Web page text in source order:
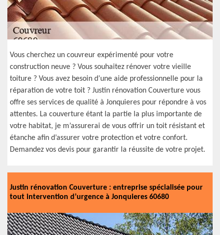
Vous cherchez un couvreur expérimenté pour votre
construction neuve ? Vous souhaitez rénover votre vieille
toiture ? Vous avez besoin d’une aide professionnelle pour la
réparation de votre toit ? Justin rénovation Couverture vous
offre ses services de qualité à Jonquieres pour répondre à vos
attentes. La couverture étant la partie la plus importante de
votre habitat, je m’assurerai de vous offrir un toit résistant et
étanche afin d’assurer votre protection et votre confort.
Demandez vos devis pour garantir la réussite de votre projet.
Justin rénovation Couverture : entreprise spécialisée pour
tout intervention d’urgence à Jonquieres 60680